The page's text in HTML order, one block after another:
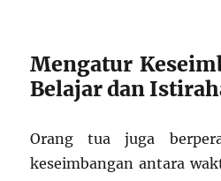
Mengatur
Belajar dan
Orang tua juga
keseimbangan antara